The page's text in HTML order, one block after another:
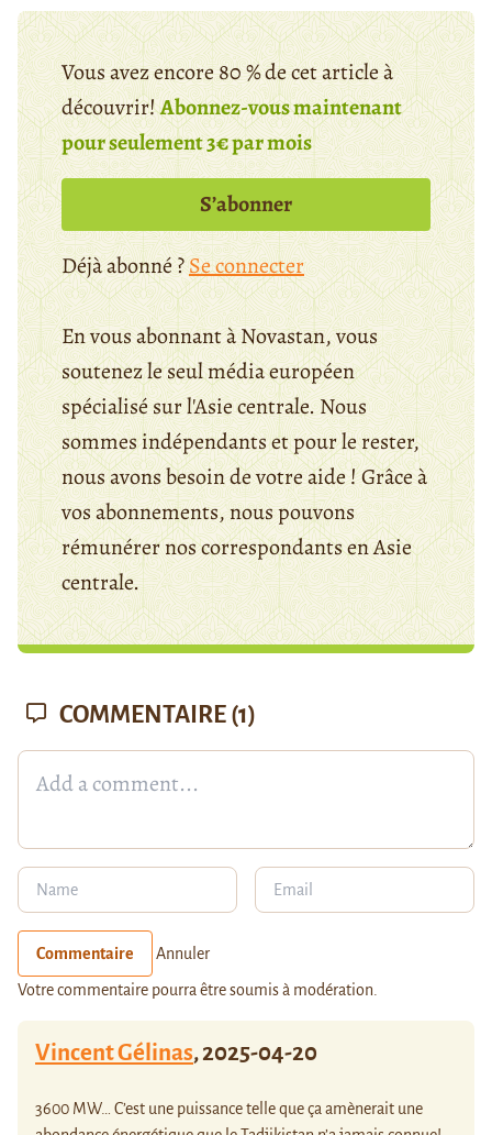
Vous avez encore 80 % de cet article à
découvrir!Abonnez-vous maintenant
pour seulement 3€ par mois
S’abonner
Déjà abonné ?Se connecter
En vous abonnant à Novastan, vous
soutenez le seul média européen
spécialisé sur l'Asie centrale. Nous
sommes indépendants et pour le rester,
nous avons besoin de votre aide ! Grâce à
vos abonnements, nous pouvons
rémunérer nos correspondants en Asie
centrale.
COMMENTAIRE (1)
Commentaire Annuler
Votre commentaire pourra être soumis à modération.
Vincent Gélinas,2025-04-20
3600 MW… C’est une puissance telle que ça amènerait une